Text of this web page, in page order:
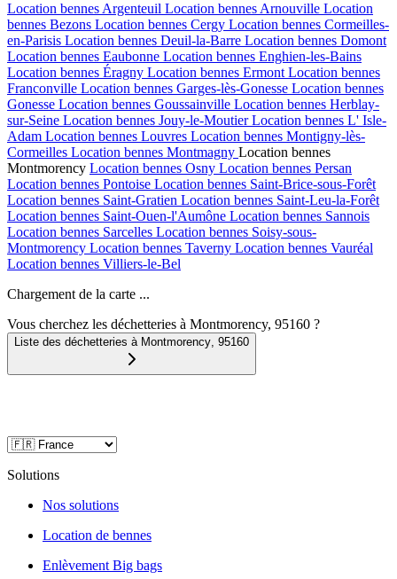
Location bennesArgenteuil Location bennesArnouville Location
bennes Bezons Location bennes Cergy Location bennes Cormeilles-
en-Parisis Location bennes Deuil-la-Barre Location bennes Domont
Location bennes Eaubonne Location bennes Enghien-les-Bains
Location bennes Éragny Location bennes Ermont Location bennes
Franconville Location bennes Garges-lès-Gonesse Location bennes
Gonesse Location bennes Goussainville Location bennes Herblay-
sur-Seine Location bennes Jouy-le-Moutier Location bennes L' Isle-
Adam Location bennes Louvres Location bennes Montigny-lès-
Cormeilles Location bennes Montmagny Location bennes
Montmorency Location bennes Osny Location bennes Persan
Location bennes Pontoise Location bennes Saint-Brice-sous-Forêt
Location bennes Saint-Gratien Location bennes Saint-Leu-la-Forêt
Location bennes Saint-Ouen-l'Aumône Location bennes Sannois
Location bennes Sarcelles Location bennes Soisy-sous-
Montmorency Location bennes Taverny Location bennes Vauréal
Location bennes Villiers-le-Bel
Chargement de la carte ...
Vous cherchez les déchetteries à Montmorency, 95160 ?
Liste des déchetteries à Montmorency, 95160
Solutions
Nos solutions
Location de bennes
Enlèvement Big bags